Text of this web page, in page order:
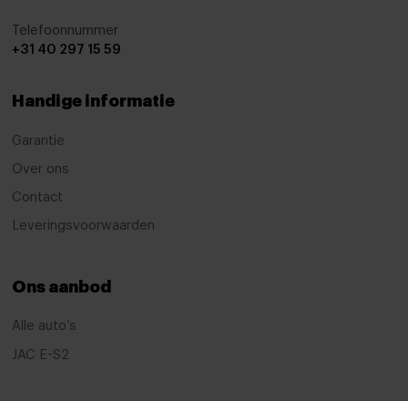
Telefoonnummer
+31 40 297 15 59
Handige informatie
Garantie
Over ons
Contact
Leveringsvoorwaarden
Ons aanbod
Alle auto’s
JAC E-S2